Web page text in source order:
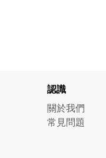
認識
關於我們
常見問題